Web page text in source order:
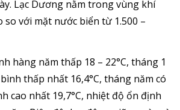
Lạc Dương nằm trong vùng khí
so với mặt nước biển từ 1.500 –
hàng năm thấp 18 – 22°C, tháng 1
thấp nhất 16,4°C, tháng năm có
cao nhất 19,7°C, nhiệt độ ổn định